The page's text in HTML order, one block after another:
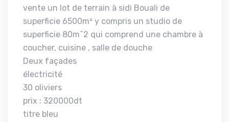
vente un lot de terrain à sidi Bouali de
superficie 6500m² y compris un studio de
superficie 80m^2 qui comprend une chambre à
coucher, cuisine , salle de douche
Deux façades
électricité
30 oliviers
prix : 320000dt
titre bleu